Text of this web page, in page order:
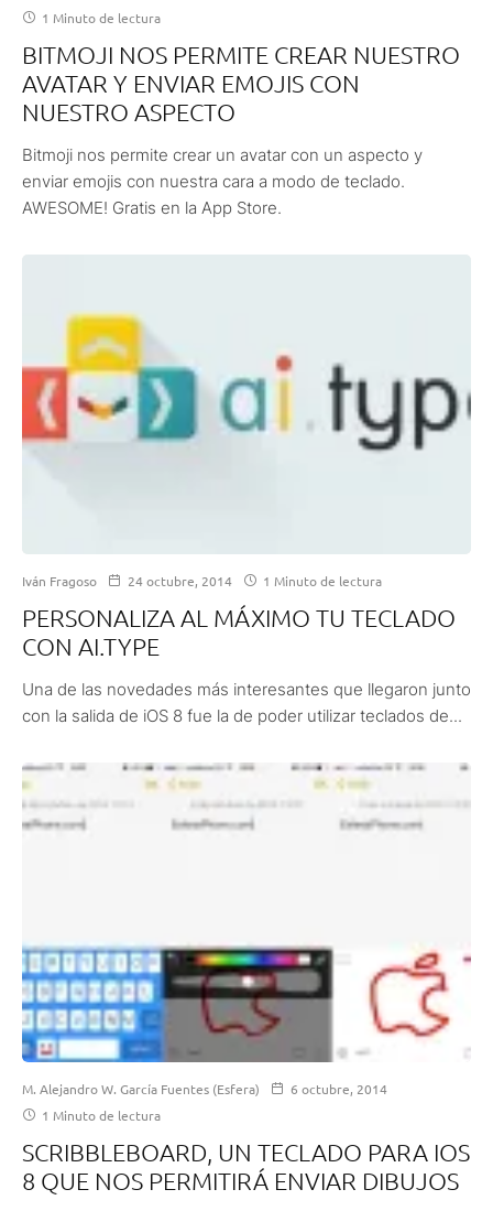
1 Minuto de lectura
BITMOJI NOS PERMITE CREAR NUESTRO
AVATAR Y ENVIAR EMOJIS CON
NUESTRO ASPECTO
Bitmoji nos permite crear un avatar con un aspecto y
enviar emojis con nuestra cara a modo de teclado.
AWESOME! Gratis en la App Store.
Iván Fragoso 24 octubre, 2014 1 Minuto de lectura
PERSONALIZA AL MÁXIMO TU TECLADO
CON AI.TYPE
Una de las novedades más interesantes que llegaron junto
con la salida de iOS 8 fue la de poder utilizar teclados de...
M. Alejandro W. García Fuentes (Esfera)
6 octubre, 2014
1 Minuto de lectura
SCRIBBLEBOARD, UN TECLADO PARA IOS
8 QUE NOS PERMITIRÁ ENVIAR DIBUJOS